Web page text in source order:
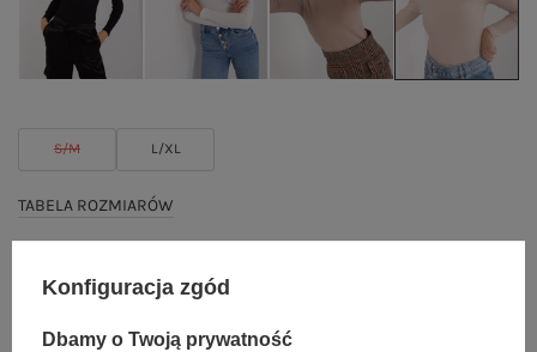
S/M L/XL
TABELA ROZMIARÓW
Konfiguracja zgód
Dbamy o Twoją prywatność